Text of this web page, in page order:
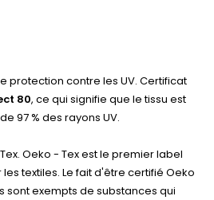
protection contre les UV. Certificat
80, ce qui signifie que le tissu est
97 % des rayons UV.
Oeko - Tex est le premier label
textiles. Le fait d'être certifié Oeko
sont exempts de substances qui